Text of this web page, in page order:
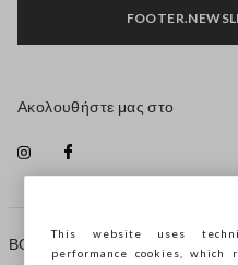
ΒΟΗΘΕΙΑ
Ακολουθήστε μας στο
This website uses
performance cookies,